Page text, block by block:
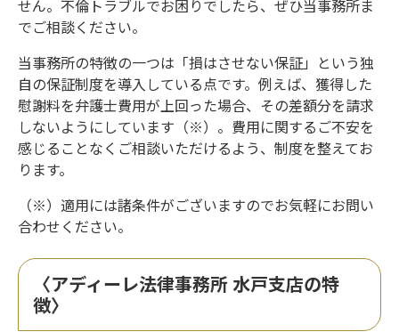
せん。不倫トラブルでお困りでしたら、ぜひ当事務所ま
でご相談ください。
当事務所の特徴の一つは「損はさせない保証」という独
自の保証制度を導入している点です。例えば、獲得した
慰謝料を弁護士費用が上回った場合、その差額分を請求
しないようにしています（※）。費用に関するご不安を
感じることなくご相談いただけるよう、制度を整えてお
ります。
（※）適用には諸条件がございますのでお気軽にお問い
合わせください。
〈アディーレ法律事務所 水戸支店の特
徴〉